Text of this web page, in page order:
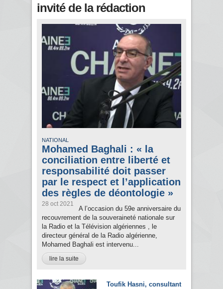
invité de la rédaction
NATIONAL
Mohamed Baghali : « la
conciliation entre liberté et
responsabilité doit passer
par le respect et l’application
des règles de déontologie »
28 oct 2021
A l’occasion du 59e anniversaire du
recouvrement de la souveraineté nationale sur
la Radio et la Télévision algériennes , le
directeur général de la Radio algérienne,
Mohamed Baghali est intervenu...
lire la suite
Toufik Hasni, consultant